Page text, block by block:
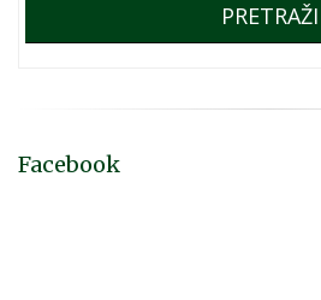
PRETRAŽI
Facebook